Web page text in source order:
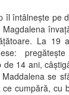
întâlneşte pe
Magdalena
La 19
de 14 ani,
se
cumpără, cu